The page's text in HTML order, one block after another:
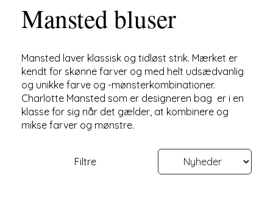
Mansted bluser
Mansted laver klassisk og tidløst strik. Mærket er
kendt for skønne farver og med helt udsædvanlig
og unikke farve og -mønsterkombinationer.
Charlotte Mansted som er designeren bag er i en
klasse for sig når det gælder, at kombinere og
mikse farver og mønstre.
Filtre